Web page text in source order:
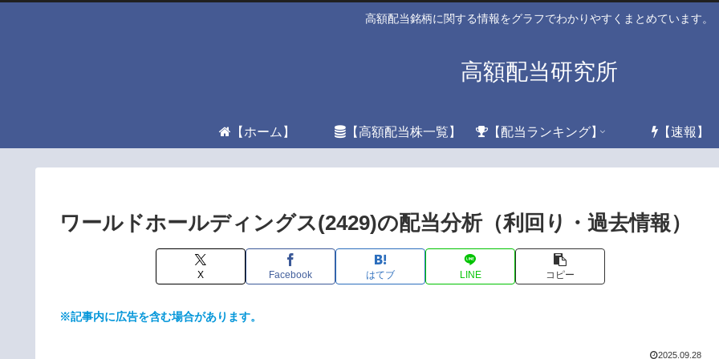
高額配当銘柄に関する情報をグラフでわかりやすくまとめています。
高額配当研究所
【ホーム】 【高額配当株一覧】 【配当ランキング】 【速報】
ワールドホールディングス(2429)の配当分析（利回り・過去情報）
X Facebook はてブ LINE コピー
※記事内に広告を含む場合があります。
2025.09.28